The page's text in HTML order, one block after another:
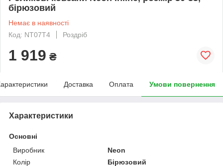
бірюзовий
Немає в наявності
Код: NT07T4
Роздріб
1 919 ₴
Доставка Оплата Умови повернення
Характеристики
Основні
Виробник
Neon
Колір
Бірюзовий